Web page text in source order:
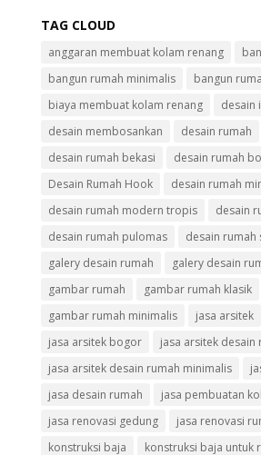
TAG CLOUD
anggaran membuat kolam renang
bangun rumah minimalis
bangun
biaya membuat kolam renang
desain
desain membosankan
desain rumah
desain rumah bekasi
desain rumah
Desain Rumah Hook
desain rumah
desain rumah modern tropis
desain
desain rumah pulomas
desain rumah
galery desain rumah
galery desain
gambar rumah
gambar rumah klasik
gambar rumah minimalis
jasa arsitek
jasa arsitek bogor
jasa arsitek desain
jasa arsitek desain rumah minimalis
jasa desain rumah
jasa pembuatan
jasa renovasi gedung
jasa renovasi
konstruksi baja
konstruksi baja untuk